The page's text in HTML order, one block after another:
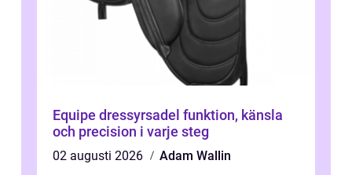
Equipe dressyrsadel funktion, känsla
och precision i varje steg
02 augusti 2026
Adam Wallin